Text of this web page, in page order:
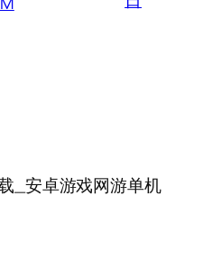
_安卓游戏网游单机